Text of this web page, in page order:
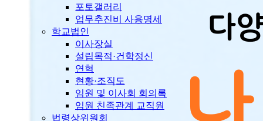
포토갤러리
업무추진비 사용명세
학교법인
이사장실
설립목적·건학정신
연혁
현황·조직도
임원 및 이사회 회의록
임원 친족관계 교직원
법령상위원회